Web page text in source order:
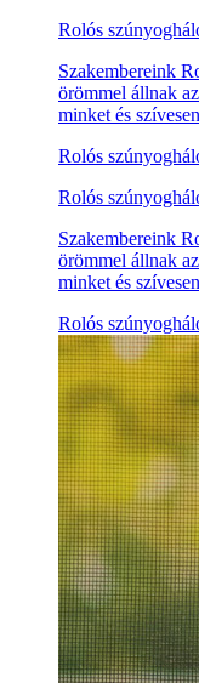
Rolós
Szakembereink
örömmel állnak
minket és
Rolós
Rolós
Szakembereink
örömmel állnak
minket és
Rolós